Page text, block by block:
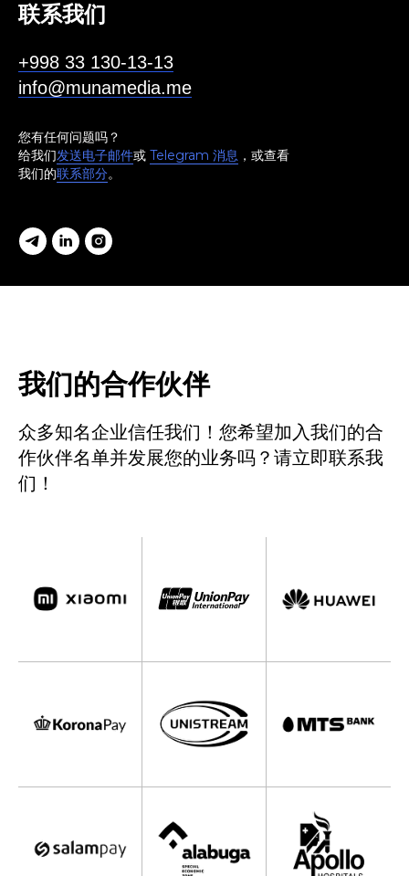
联系我们
+998 33 130-13-13
info@munamedia.me
您有任何问题吗？
给我们发送电子邮件或 Telegram 消息 ，或查看
我们的联系部分。
我们的合作伙伴
众多知名企业信任我们！您希望加入我们的合
作伙伴名单并发展您的业务吗？请立即联系我
们！